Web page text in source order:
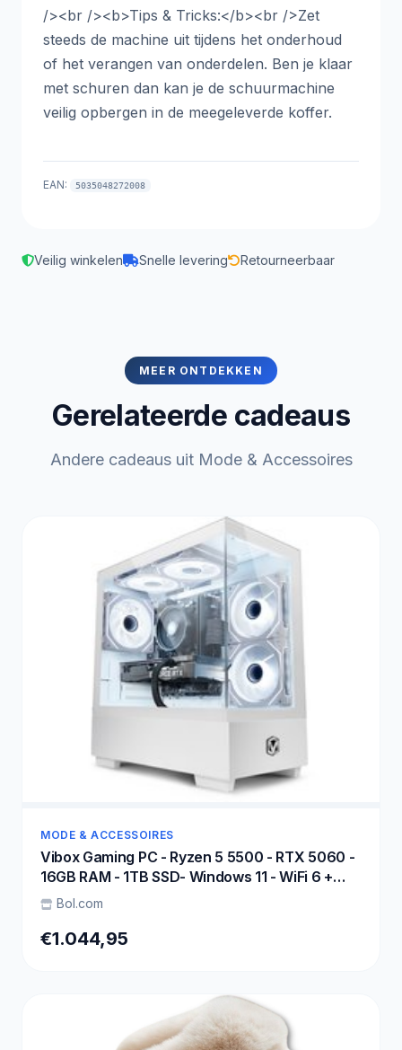
/><br /><b>Tips & Tricks:</b><br />Zet
steeds de machine uit tijdens het onderhoud
of het verangen van onderdelen. Ben je klaar
met schuren dan kan je de schuurmachine
veilig opbergen in de meegeleverde koffer.
EAN: 5035048272008
Veilig winkelen Snelle levering Retourneerbaar
MEER ONTDEKKEN
Gerelateerde cadeaus
Andere cadeaus uit Mode & Accessoires
MODE & ACCESSOIRES
Vibox Gaming PC - Ryzen 5 5500 - RTX 5060 -
16GB RAM - 1TB SSD- Windows 11 - WiFi 6 +
Bluetooth 5.4
Bol.com
€1.044,95